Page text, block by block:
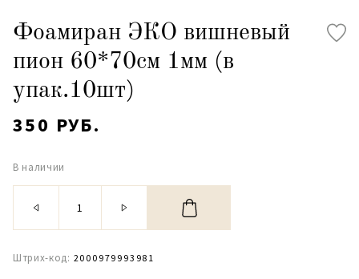
Фоамиран ЭКО вишневый
пион 60*70см 1мм (в
упак.10шт)
350 РУБ.
В наличии
Штрих-код: 2000979993981